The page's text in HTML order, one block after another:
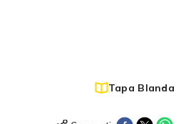
Tapa Blanda